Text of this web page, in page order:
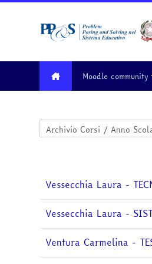
Moodle community
Categorie di corso
Vessecchia Laura -
Vessecchia Laura -
Ventura Carmelina -